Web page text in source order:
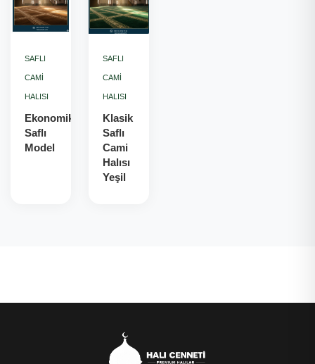
SAFLI
CAMI
HALISI
Ekonomik
Saflı
Model
SAFLI
CAMI
HALISI
Klasik
Saflı
Cami
Halısı
Yeşil